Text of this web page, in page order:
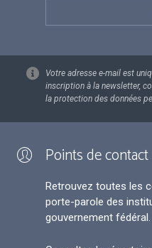
Votre adresse e-mail est
inscription à la newsletter,
la protection des données
Points de contact
Retrouvez toutes les
porte-parole des
gouvernement fédéral.